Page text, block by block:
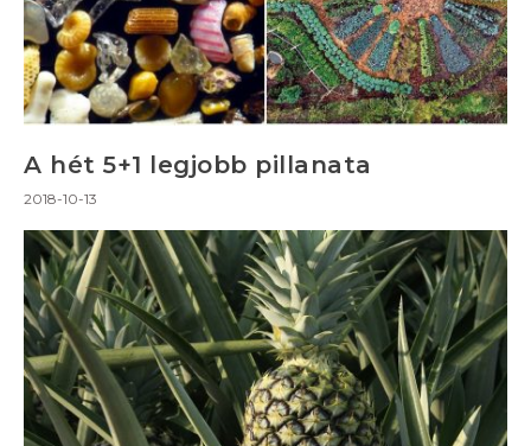
A hét 5+1 legjobb pillanata
2018-10-13